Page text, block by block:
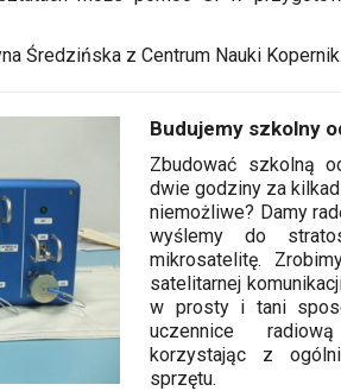
Średzińska z Centrum Nauki Kopernik.
Budujemy szkolny
Zbudować szkolną
dwie godziny za
niemożliwe? Damy
wyślemy do
mikrosatelitę.
satelitarnej
w prosty i tani
uczennice
korzystając z
sprzętu.